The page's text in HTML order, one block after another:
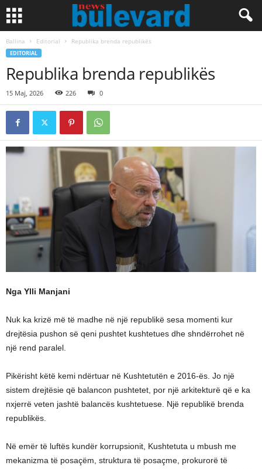
Ballina Editorial Republika brenda republikës
EDITORIAL
Republika brenda republikës
15 Maj, 2026 226 0
Nga Ylli Manjani
Nuk ka krizë më të madhe në një republikë sesa momenti kur
drejtësia pushon së qeni pushtet kushtetues dhe shndërrohet në
një rend paralel.
Pikërisht këtë kemi ndërtuar në Kushtetutën e 2016-ës. Jo një
sistem drejtësie që balancon pushtetet, por një arkitekturë që e ka
nxjerrë veten jashtë balancës kushtetuese. Një republikë brenda
republikës.
Në emër të luftës kundër korrupsionit, Kushtetuta u mbush me
mekanizma të posaçëm, struktura të posaçme, prokurorë të